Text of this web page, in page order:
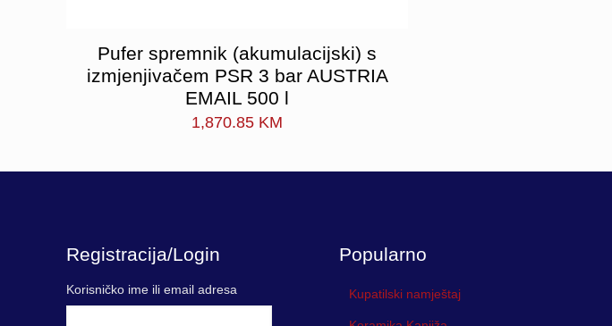
Pufer spremnik (akumulacijski) s
izmjenjivačem PSR 3 bar AUSTRIA
EMAIL 500 l
1,870.85 KM
Registracija/Login
Korisničko ime ili email adresa
Popularno
Kupatilski namještaj